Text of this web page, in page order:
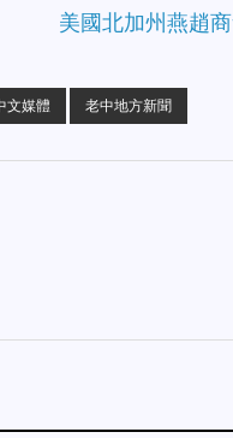
美國北加州燕趙
文媒體 老中地方新聞